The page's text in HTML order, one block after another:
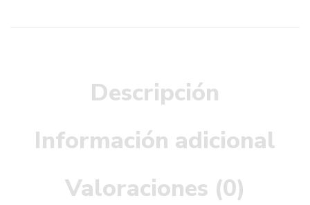
Descripción
Información adicional
Valoraciones (0)